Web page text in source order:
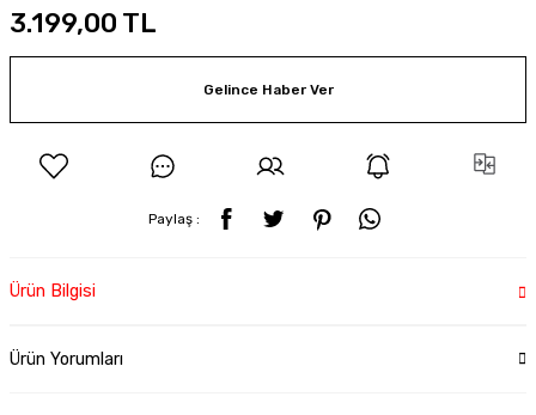
3.199,00 TL
Gelince Haber Ver
Paylaş :
Ürün Bilgisi
Ürün Yorumları